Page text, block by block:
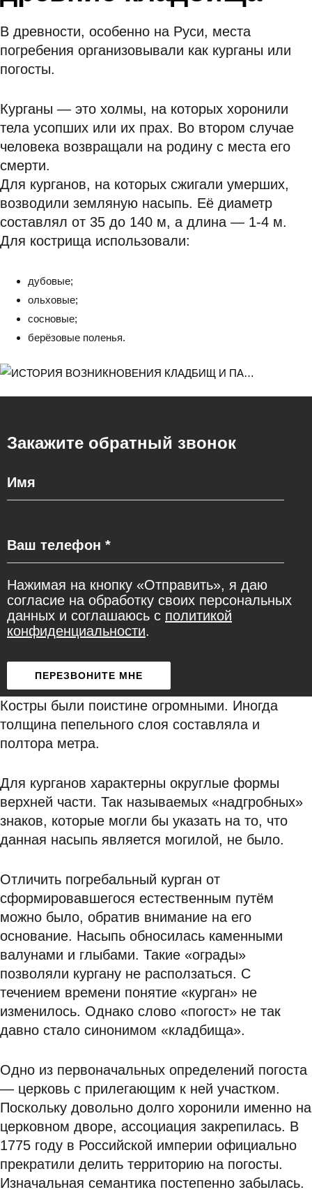
В древности, особенно на Руси, места
погребения организовывали как курганы или
погосты.
Курганы — это холмы, на которых хоронили
тела усопших или их прах. Во втором случае
человека возвращали на родину с места его
смерти.
Для курганов, на которых сжигали умерших,
возводили земляную насыпь. Её диаметр
составлял от 35 до 140 м, а длина — 1-4 м.
Для кострища использовали:
дубовые;
ольховые;
сосновые;
берёзовые поленья.
Закажите обратный звонок
Нажимая на кнопку «Отправить», я даю
согласие на обработку своих персональных
данных и соглашаюсь с политикой
конфиденциальности.
Костры были поистине огромными. Иногда
толщина пепельного слоя составляла и
полтора метра.
Для курганов характерны округлые формы
верхней части. Так называемых «надгробных»
знаков, которые могли бы указать на то, что
данная насыпь является могилой, не было.
Отличить погребальный курган от
сформировавшегося естественным путём
можно было, обратив внимание на его
основание. Насыпь обносилась каменными
валунами и глыбами. Такие «ограды»
позволяли кургану не расползаться. С
течением времени понятие «курган» не
изменилось. Однако слово «погост» не так
давно стало синонимом «кладбища».
Одно из первоначальных определений погоста
— церковь с прилегающим к ней участком.
Поскольку довольно долго хоронили именно на
церковном дворе, ассоциация закрепилась. В
1775 году в Российской империи официально
прекратили делить территорию на погосты.
Изначальная семантика постепенно забылась.